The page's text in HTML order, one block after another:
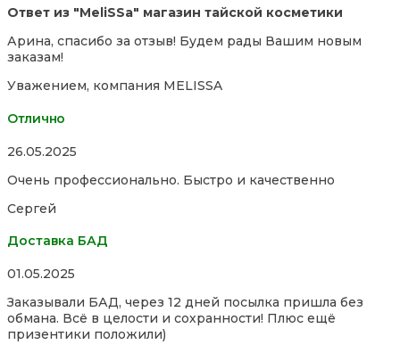
Ответ из "MeliSSa" магазин тайской косметики
Арина, спасибо за отзыв! Будем рады Вашим новым
заказам!
Уважением, компания MELISSA
Отлично
Rated
out
5
26.05.2025
Очень профессионально. Быстро и качественно
Сергей
Доставка БАД
Rated
out
of
5
01.05.2025
Заказывали БАД, через 12 дней посылка пришла без
обмана. Всё в целости и сохранности! Плюс ещё
призентики положили)